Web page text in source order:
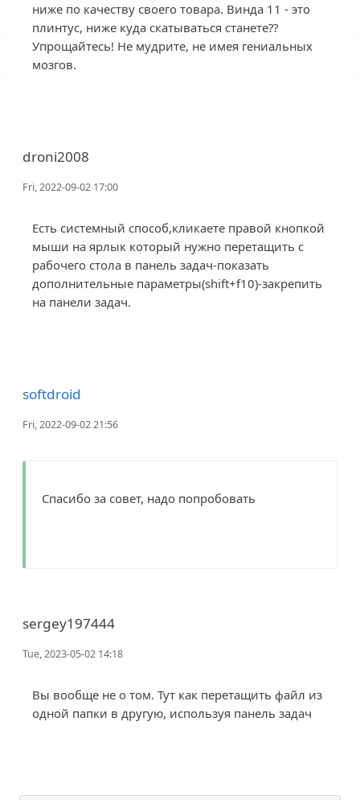
ниже по качеству своего товара. Винда 11 - это
плинтус, ниже куда скатываться станете??
Упрощайтесь! Не мудрите, не имея гениальных
мозгов.
droni2008
Fri, 2022-09-02 17:00
Есть системный способ,кликаете правой кнопкой
мыши на ярлык который нужно перетащить с
рабочего стола в панель задач-показать
дополнительные параметры(shift+f10)-закрепить
на панели задач.
softdroid
Fri, 2022-09-02 21:56
Спасибо за совет, надо попробовать
sergey197444
Tue, 2023-05-02 14:18
Вы вообще не о том. Тут как перетащить файл из
одной папки в другую, используя панель задач